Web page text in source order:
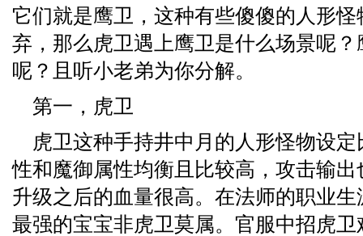
它们就是鹰卫，这种有些傻傻的人形
弃，那么虎卫遇上鹰卫是什么场景呢
呢？且听小老弟为你分解。
第一，虎卫
虎卫这种手持井中月的人形怪物设
性和魔御属性均衡且比较高，攻击输
升级之后的血量很高。在法师的职业
最强的宝宝非虎卫莫属。官服中招虎